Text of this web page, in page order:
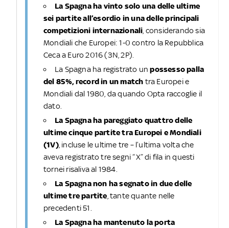
La Spagna ha vinto solo una delle ultime
sei partite all’esordio in una delle principali
competizioni internazionali , considerando sia
Mondiali che Europei: 1-0 contro la Repubblica
Ceca a Euro 2016 (3N, 2P).
La Spagna ha registrato un possesso palla
del 85%, record in un match tra Europei e
Mondiali dal 1980, da quando Opta raccoglie il
dato.
La Spagna ha pareggiato quattro delle
ultime cinque partite tra Europei e Mondiali
(1V), incluse le ultime tre – l’ultima volta che
aveva registrato tre segni “X” di fila in questi
tornei risaliva al 1984.
La Spagna non ha segnato in due delle
ultime tre partite , tante quante nelle
precedenti 51.
La Spagna ha mantenuto la porta